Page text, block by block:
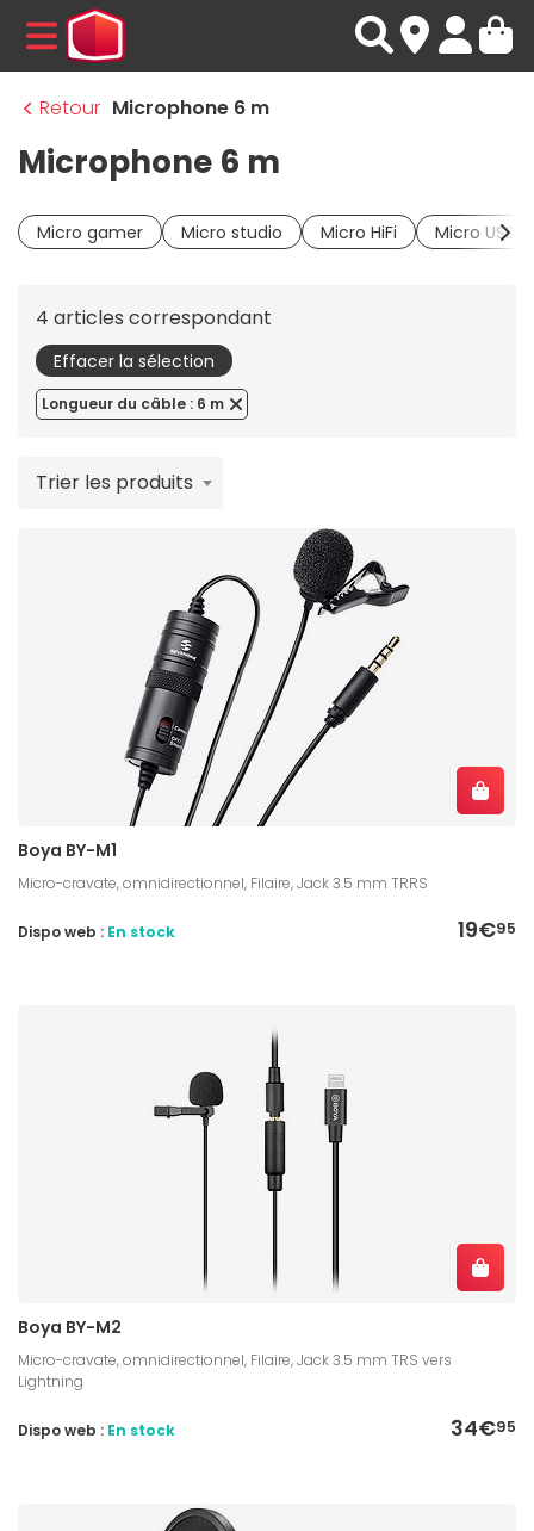
MENU
Retour Microphone 6 m
Microphone 6 m
Micro gamer Micro studio Micro HiFi Micro USB
4 articles correspondant
Effacer la sélection
Longueur du câble : 6 m
Trier les produits
Boya BY-M1
Micro-cravate, omnidirectionnel, Filaire, Jack 3.5 mm TRRS
19€95
Dispo web : En stock
Boya BY-M2
Micro-cravate, omnidirectionnel, Filaire, Jack 3.5 mm TRS vers
Lightning
34€95
Dispo web : En stock